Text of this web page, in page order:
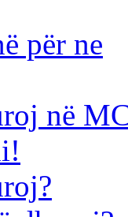
për ne
në